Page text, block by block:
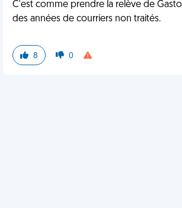
C'est comme prendre la relève de
des années de courriers non traités.
8 0